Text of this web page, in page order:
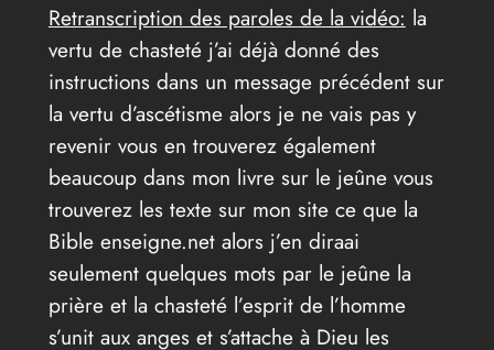
Retranscription des paroles de la vidéo: la
vertu de chasteté j’ai déjà donné des
instructions dans un message précédent sur
la vertu d’ascétisme alors je ne vais pas y
revenir vous en trouverez également
beaucoup dans mon livre sur le jeûne vous
trouverez les texte sur mon site ce que la
Bible enseigne.net alors j’en diraai
seulement quelques mots par le jeûne la
prière et la chasteté l’esprit de l’homme
s’unit aux anges et s’attache à Dieu les